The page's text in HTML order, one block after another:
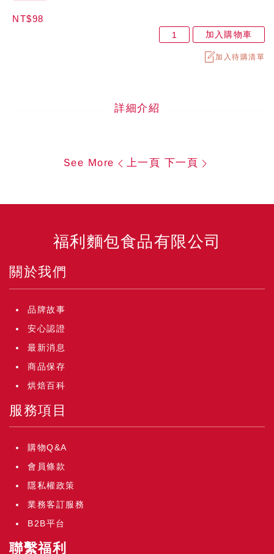
NT$98
加入購物車
加入待購清單
詳細介紹
See More 上一頁 下一頁
福利麵包食品有限公司
關於我們
品牌故事
安心認證
最新消息
商品保存
烘焙百科
服務項目
購物Q&A
會員條款
隱私權政策
業務客訂服務
B2B平台
聯繫福利